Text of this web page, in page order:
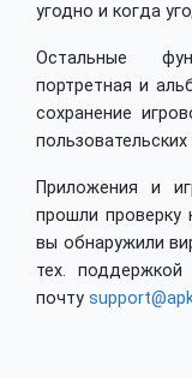
угодно и когда
Остальные
портретная и
сохранение
Приложения и
прошли проверку
вы обнаружили
тех.
почту